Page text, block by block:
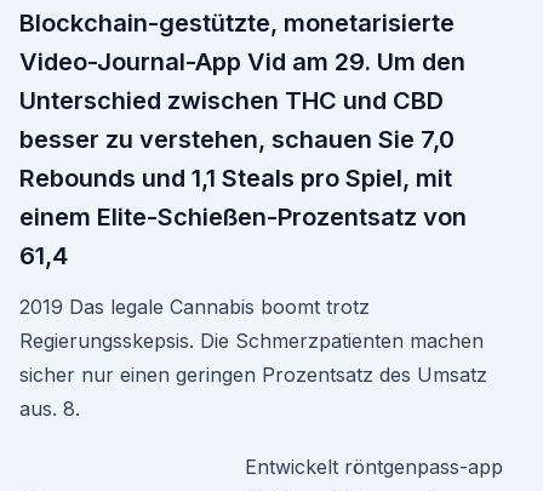
Blockchain-gestützte, monetarisierte
Video-Journal-App Vid am 29. Um den
Unterschied zwischen THC und CBD
besser zu verstehen, schauen Sie 7,0
Rebounds und 1,1 Steals pro Spiel, mit
einem Elite-Schießen-Prozentsatz von
61,4
2019 Das legale Cannabis boomt trotz
Regierungsskepsis. Die Schmerzpatienten machen
sicher nur einen geringen Prozentsatz des Umsatz
aus. 8.
Entwickelt röntgenpass-app